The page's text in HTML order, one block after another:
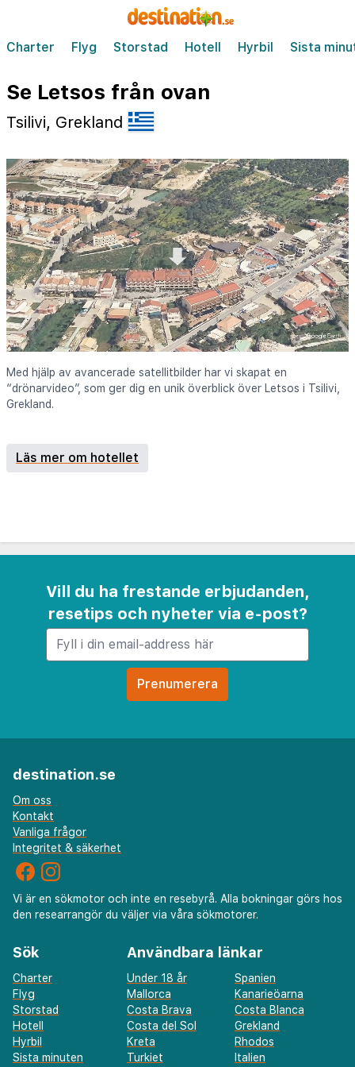
Charter Flyg Storstad Hotell Hyrbil Sista
Se Letsos från ovan
Tsilivi, Grekland
Med hjälp av avancerade satellitbilder har vi skapat en
“drönarvideo”, som ger dig en unik överblick över Letsos i Tsilivi,
Grekland.
Läs mer om hotellet
Vill du ha frestande erbjudanden,
resetips och nyheter via e-post?
destination.se
Om oss
Kontakt
Vanliga frågor
Integritet & säkerhet
Vi är en sökmotor och inte en resebyrå. Alla bokningar görs hos
den researrangör du väljer via våra sökmotorer.
Sök
Charter
Flyg
Storstad
Hotell
Hyrbil
Sista minuten
Användbara länkar
Under 18 år
Spanien
Mallorca
Kanarieöarna
Costa Brava
Costa Blanca
Costa del Sol
Grekland
Kreta
Rhodos
Turkiet
Italien